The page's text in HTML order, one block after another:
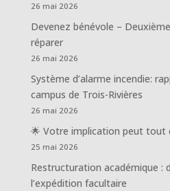
26 mai 2026
Devenez bénévole –
réparer
26 mai 2026
Système d’alarme incendie:
campus de Trois-Rivières
26 mai 2026
🌟 Votre implication peut tout
25 mai 2026
Restructuration académique :
l’expédition facultaire